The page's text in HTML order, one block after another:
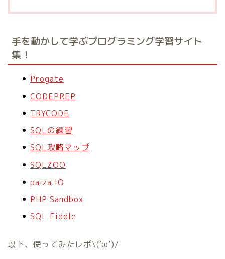
手を動かして学ぶプログラミング学習サイト
集！
Progate
CODEPREP
TRYCODE
SQLの練習
SQL攻略マップ
SQLZOO
paiza.IO
PHP Sandbox
SQL Fiddle
以下、使ってみたレポ\(‘ω’)/